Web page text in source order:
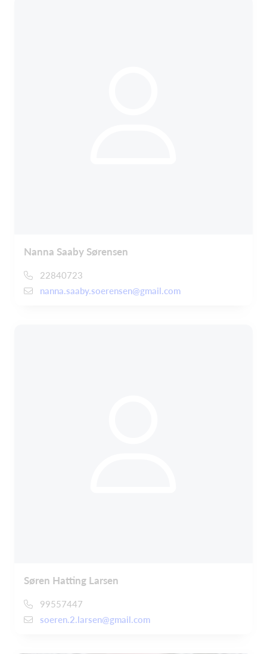
Nanna Saaby Sørensen
22840723
nanna.saaby.soerensen@gmail.com
Søren Hatting Larsen
99557447
soeren.2.larsen@gmail.com